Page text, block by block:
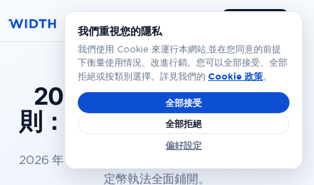
2026 年加密貨幣旅行規
則：
從監管新規到運營基準
2026 年 FATF 旅行規則落地實施，85 個司法轄區穩
定幣執法全面鋪開。
我們重視您的隱私
我們使用 Cookie 來運行本網站,並在您同意的前提
下衡量使用情況、改進行銷。您可以全部接受、全部
拒絕或按類別選擇。詳見我們的 Cookie 政策。
全部接受
全部拒絕
偏好設定